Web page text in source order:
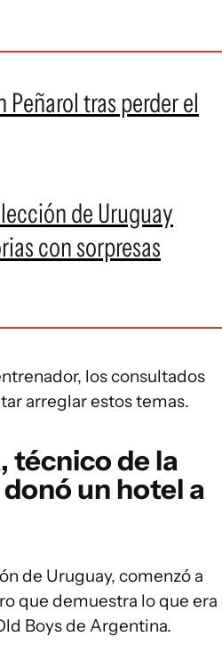
tras perder el
de Uruguay
con sorpresas
los consultados
arreglar estos temas.
técnico de la
un hotel a
de Uruguay, comenzó a
que demuestra lo que era
Boys de Argentina.